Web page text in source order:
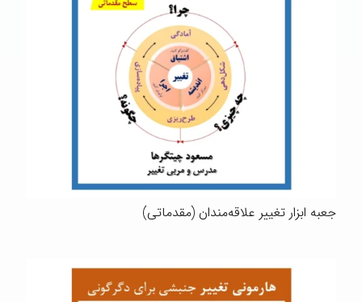
جعبه ابزار تغییر علاقه‌مندان (مقدماتی)